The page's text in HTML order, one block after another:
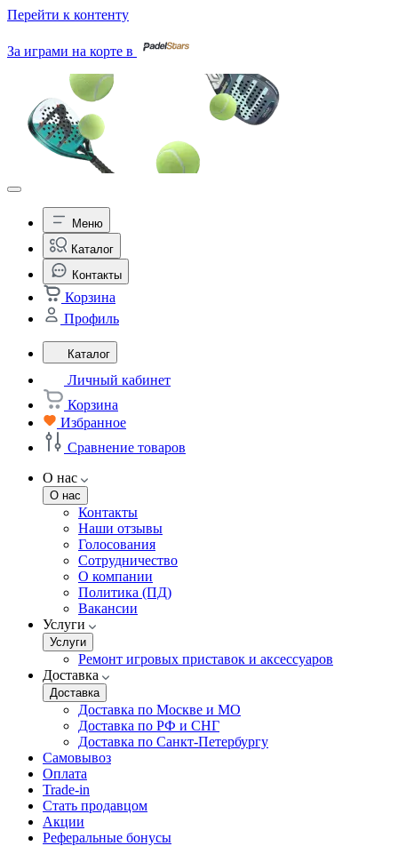
Перейти к контенту
За играми на корте в
Меню
Каталог
Контакты
Корзина
Профиль
Каталог
Личный кабинет
Корзина
Избранное
Сравнение товаров
О нас
О нас
Контакты
Наши отзывы
Голосования
Сотрудничество
О компании
Политика (ПД)
Вакансии
Услуги
Услуги
Ремонт игровых приставок и аксессуаров
Доставка
Доставка
Доставка по Москве и МО
Доставка по РФ и СНГ
Доставка по Санкт-Петербургу
Самовывоз
Оплата
Trade-in
Стать продавцом
Акции
Реферальные бонусы